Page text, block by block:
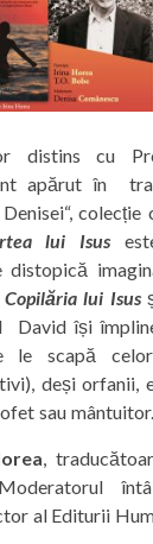
distins cu
apărut în
lui Isus
distopică
lui Isus
David își
le scapă
deși orfanii,
sau mântuitor.
,
al Editurii